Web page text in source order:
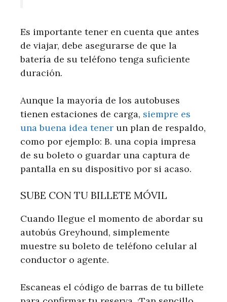
Es importante tener en cuenta que antes
de viajar, debe asegurarse de que la
batería de su teléfono tenga suficiente
duración.
Aunque la mayoría de los autobuses
tienen estaciones de carga, siempre es
una buena idea tener un plan de respaldo,
como por ejemplo: B. una copia impresa
de su boleto o guardar una captura de
pantalla en su dispositivo por si acaso.
SUBE CON TU BILLETE MÓVIL
Cuando llegue el momento de abordar su
autobús Greyhound, simplemente
muestre su boleto de teléfono celular al
conductor o agente.
Escaneas el código de barras de tu billete